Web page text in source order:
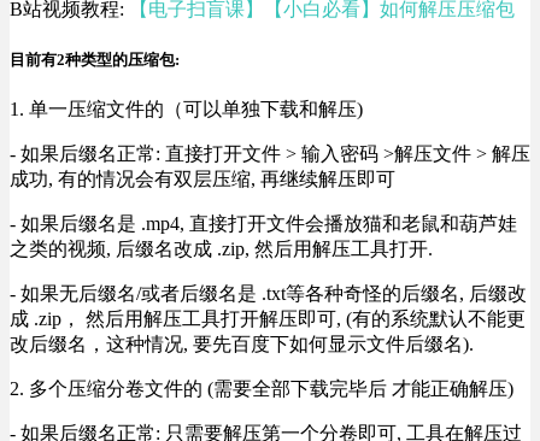
B站视频教程: 【电子扫盲课】【小白必看】如何解压压缩包
目前有2种类型的压缩包:
1. 单一压缩文件的（可以单独下载和解压)
- 如果后缀名正常: 直接打开文件 > 输入密码 >解压文件 > 解压
成功, 有的情况会有双层压缩, 再继续解压即可
- 如果后缀名是 .mp4, 直接打开文件会播放猫和老鼠和葫芦娃
之类的视频, 后缀名改成 .zip, 然后用解压工具打开.
- 如果无后缀名/或者后缀名是 .txt等各种奇怪的后缀名, 后缀改
成 .zip， 然后用解压工具打开解压即可, (有的系统默认不能更
改后缀名，这种情况, 要先百度下如何显示文件后缀名).
2. 多个压缩分卷文件的 (需要全部下载完毕后 才能正确解压)
- 如果后缀名正常: 只需要解压第一个分卷即可, 工具在解压过